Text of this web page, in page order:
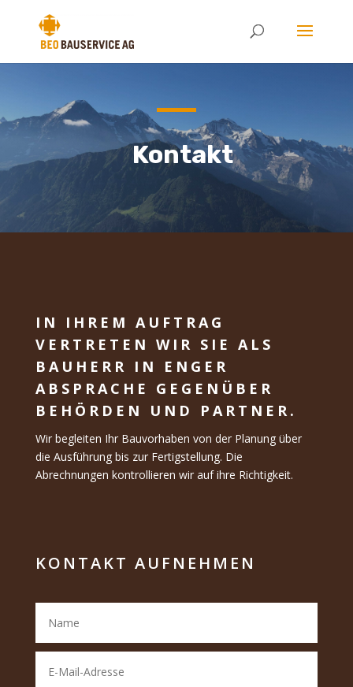
Kontakt
IN IHREM AUFTRAG
VERTRETEN WIR SIE ALS
BAUHERR IN ENGER
ABSPRACHE GEGENÜBER
BEHÖRDEN UND PARTNER.
Wir begleiten Ihr Bauvorhaben von der Planung über
die Ausführung bis zur Fertigstellung. Die
Abrechnungen kontrollieren wir auf ihre Richtigkeit.
KONTAKT AUFNEHMEN